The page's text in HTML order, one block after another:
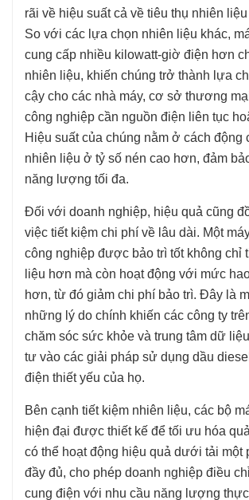
rãi về hiệu suất cả về tiêu thụ nhiên
So với các lựa chọn nhiên liệu khác,
cung cấp nhiều kilowatt-giờ điện hơn
nhiên liệu, khiến chúng trở thành lựa
cậy cho các nhà máy, cơ sở thương
công nghiệp cần nguồn điện liên tục
Hiệu suất của chúng nằm ở cách động
nhiên liệu ở tỷ số nén cao hơn, đảm
năng lượng tối đa.
Đối với doanh nghiệp, hiệu quả cũng
việc tiết kiệm chi phí về lâu dài. Một
công nghiệp được bảo trì tốt không chỉ
liệu hơn mà còn hoạt động với mức
hơn, từ đó giảm chi phí bảo trì. Đây là
những lý do chính khiến các công ty
chăm sóc sức khỏe và trung tâm dữ
tư vào các giải pháp sử dụng dầu
điện thiết yếu của họ.
Bên cạnh tiết kiệm nhiên liệu, các bộ
hiện đại được thiết kế để tối ưu hóa
có thể hoạt động hiệu quả dưới tải một
đầy đủ, cho phép doanh nghiệp điều
cung điện với nhu cầu năng lượng